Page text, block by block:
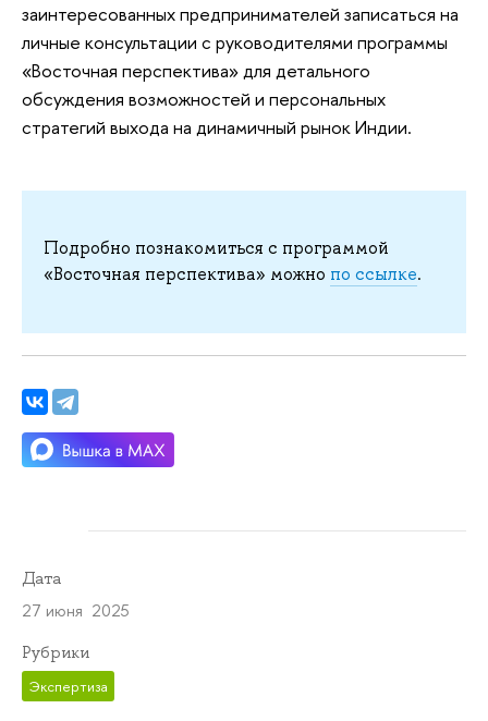
заинтересованных предпринимателей записаться на
личные консультации с руководителями программы
«Восточная перспектива» для детального
обсуждения возможностей и персональных
стратегий выхода на динамичный рынок Индии.
Подробно познакомиться с программой
«Восточная перспектива» можно по ссылке.
Дата
27 июня 2025
Рубрики
Экспертиза